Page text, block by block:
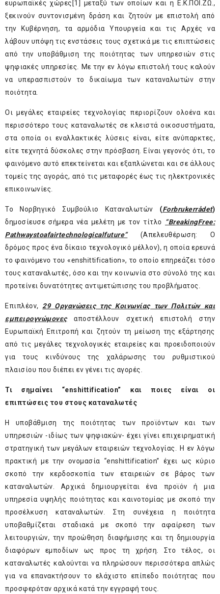
ευρωπαϊκές χώρες [1] μεταξύ των οποίων και η Ε.Κ.ΠΟΙ.ΖΩ.,
ξεκινούν συντονισμένη δράση και ζητούν με επιστολή από
την Κυβέρνηση, τα αρμόδια Υπουργεία και τις Αρχές να
λάβουν υπόψη τις ενστάσεις τους σχετικά με τις επιπτώσεις
από την υποβάθμιση της ποιότητας των υπηρεσιών στις
ψηφιακές υπηρεσίες. Με την εν λόγω επιστολή τους καλούν
να υπερασπιστούν το δικαίωμα των καταναλωτών στην
ποιότητα.
Οι μεγάλες εταιρείες τεχνολογίας περιορίζουν ολοένα και
περισσότερο τους καταναλωτές σε κλειστά οικοσυστήματα,
στα οποία οι εναλλακτικές λύσεις είναι, είτε ανύπαρκτες,
είτε τεχνητά δύσκολες στην πρόσβαση. Είναι γεγονός ότι, το
φαινόμενο αυτό επεκτείνεται και εξαπλώνεται και σε άλλους
τομείς της αγοράς, από τις μεταφορές έως τις ηλεκτρονικές
επικοινωνίες.
Το Νορβηγικό Συμβούλιο Καταναλωτών (Forbrukerrådet)
δημοσίευσε σήμερα νέα μελέτη με τον τίτλο
“BreakingFree:
Pathwaystoafairtechnologicalfuture”(Απελευθέρωση: Ο
δρόμος προς ένα δίκαιο τεχνολογικό μέλλον), η οποία ερευνά
το φαινόμενο του «enshittification», το οποίο επηρεάζει τόσο
τους καταναλωτές, όσο και την κοινωνία στο σύνολό της και
προτείνει δυνατότητες αντιμετώπισης του προβλήματος.
Επιπλέον,29 Οργανώσεις της Κοινωνίας των Πολιτών και
εμπειρογνώμονες
αποστέλλουν σχετική επιστολή στην
Ευρωπαϊκή Επιτροπή και ζητούν τη μείωση της εξάρτησης
από τις μεγάλες τεχνολογικές εταιρείες και προειδοποιούν
για τους κινδύνους της χαλάρωσης του ρυθμιστικού
πλαισίου που διέπει εν γένει τις αγορές.
Τι σημαίνει “enshittification” και ποιες είναι οι
επιπτώσεις του στους καταναλωτές
Η υποβάθμιση της ποιότητας των προϊόντων και των
υπηρεσιών -ιδίως των ψηφιακών- έχει γίνει επιχειρηματική
στρατηγική των μεγάλων εταιρειών τεχνολογίας. Η εν λόγω
πρακτική με την ονομασία “enshittification” έχει ως κύριο
σκοπό την κερδοσκοπία των εταιρειών σε βάρος των
καταναλωτών. Αρχικά δημιουργείται ένα προϊόν ή μια
υπηρεσία υψηλής ποιότητας και καινοτομίας με σκοπό την
προσέλκυση καταναλωτών. Στη συνέχεια η ποιότητα
υποβαθμίζεται σταδιακά με σκοπό την αφαίρεση των
λειτουργιών, την προώθηση διαφήμισης και τη δημιουργία
διαφόρων εμποδίων ως προς τη χρήση. Στο τέλος, οι
καταναλωτές καλούνται να πληρώσουν περισσότερα απλώς
για να επανακτήσουν το ελάχιστο επίπεδο ποιότητας που
προσφερόταν αρχικά κατά την εγγραφή τους.